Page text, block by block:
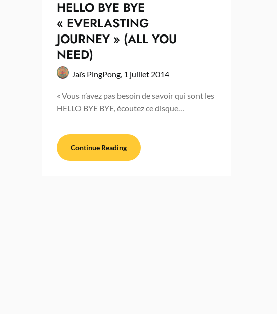
HELLO BYE BYE
« EVERLASTING
JOURNEY » (ALL YOU
NEED)
Jaïs PingPong, 1 juillet 2014
« Vous n’avez pas besoin de savoir qui sont les
HELLO BYE BYE, écoutez ce disque…
Continue Reading